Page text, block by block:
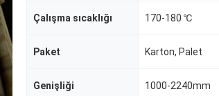
Çalışma sıcaklığı 170-180 ℃
Paket Karton, Palet
Genişliği 1000-2240mm